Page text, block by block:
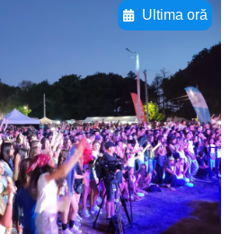
Ultima oră
textul pentru
aici
aici
aici
subti